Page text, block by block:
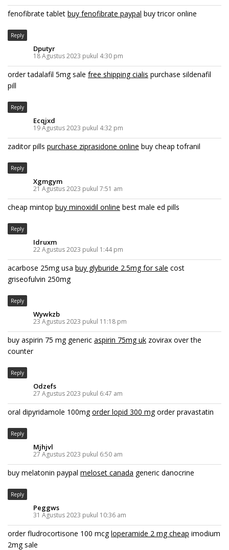
fenofibrate tablet buy fenofibrate paypal buy tricor online
Reply
Dputyr
18 Agustus 2023 pukul 4:30 pm
order tadalafil 5mg sale free shipping cialis purchase sildenafil
pill
Reply
Ecqjxd
19 Agustus 2023 pukul 4:32 pm
zaditor pills purchase ziprasidone online buy cheap tofranil
Reply
Xgmgym
21 Agustus 2023 pukul 7:51 am
cheap mintop buy minoxidil online best male ed pills
Reply
Idruxm
22 Agustus 2023 pukul 1:44 pm
acarbose 25mg usa buy glyburide 2.5mg for sale cost
griseofulvin 250mg
Reply
Wywkzb
23 Agustus 2023 pukul 11:18 pm
buy aspirin 75 mg generic aspirin 75mg uk zovirax over the
counter
Reply
Odzefs
27 Agustus 2023 pukul 6:47 am
oral dipyridamole 100mgorder lopid 300 mgorder pravastatin
Reply
Mjhjvl
27 Agustus 2023 pukul 6:50 am
buy melatonin paypal meloset canada generic danocrine
Reply
Peggws
31 Agustus 2023 pukul 10:36 am
order fludrocortisone 100 mcgloperamide 2 mg cheap imodium
2mg sale